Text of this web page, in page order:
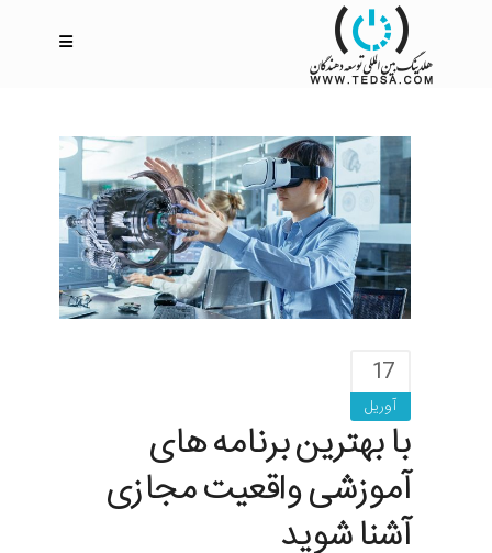
17
آوریل
با بهترین برنامه های
آموزشی واقعیت مجازی
آشنا شوید